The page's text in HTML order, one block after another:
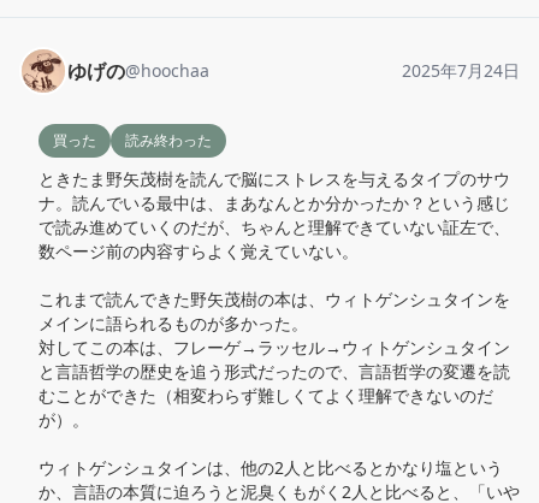
ゆげの@hoochaa 2025年7月24日
買った 読み終わった
ときたま野矢茂樹を読んで脳にストレスを与えるタイプのサウ
ナ。読んでいる最中は、まあなんとか分かったか？という感じ
で読み進めていくのだが、ちゃんと理解できていない証左で、
数ページ前の内容すらよく覚えていない。
これまで読んできた野矢茂樹の本は、ウィトゲンシュタインを
メインに語られるものが多かった。
対してこの本は、フレーゲ→ラッセル→ウィトゲンシュタイン
と言語哲学の歴史を追う形式だったので、言語哲学の変遷を読
むことができた（相変わらず難しくてよく理解できないのだ
が）。
ウィトゲンシュタインは、他の2人と比べるとかなり塩という
か、言語の本質に迫ろうと泥臭くもがく2人と比べると、「いや